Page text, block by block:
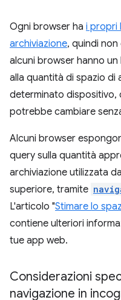
Ogni browser ha i propri
archiviazione, quindi
alcuni browser hanno
alla quantità di spazio di
determinato dispositivo,
potrebbe cambiare
Alcuni browser
query sulla quantità
archiviazione utilizzata
superiore, tramite
L'articolo "Stimare lo
contiene ulteriori
tue app web.
Considerazioni
navigazione in